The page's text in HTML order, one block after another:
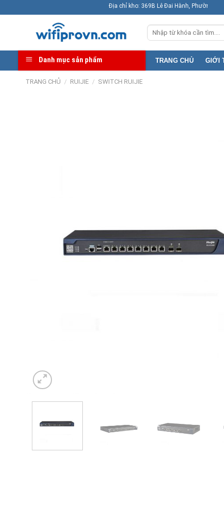
to
Địa chỉ kho: 369B Lê Đai Hành, Phường Phú Thọ ( F11,
Tìm
kiếm:
Danh mục sản phẩm TRANG CHỦ GIỚI
TRANG CHỦ / RUIJIE / SWITCH RUIJIE